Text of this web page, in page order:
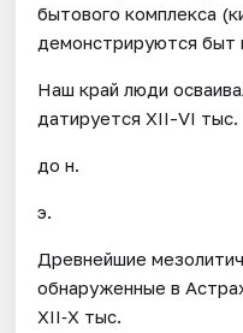
бытового комплекса
демонстрируются быт
Наш край люди
датируется XII-VI тыс.
до н.
э.
Древнейшие
обнаруженные в
XII‐X тыс.